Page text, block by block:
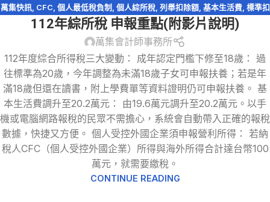
5 月
萬集快訊, CFC 個人最低稅負制 個人綜所稅, 列舉扣除額, 基本生活費, 標準扣
稅務法規 ,綜所稅免稅額, 股利收入,薪資所得特別扣除額,財產交易損益
購屋貸款利息
112年綜所稅 申報重點(附影片說明)
萬集會計師事務所
112年度綜合所得稅三大變動： 成年認定門檻下修至18歲： 過
往標準為20歲，今年調整為未滿18歲子女可申報扶養；若是年
滿18歲但還在讀書，附上學費單等資料證明仍可申報扶養。 基
本生活費調升至20.2萬元： 由19.6萬元調升至20.2萬元。以手
機或電腦網路報稅的民眾不需擔心，系統會自動帶入正確的報稅
數據，快捷又方便。 個人受控外國企業須申報營利所得： 若納
稅人CFC（個人受控外國企業）所得與海外所得合計達台幣100
萬元，就需要繳稅。
CONTINUE READING